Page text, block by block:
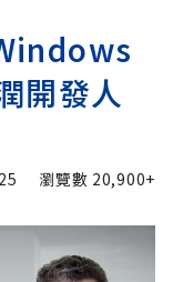
開發人
瀏覽數 20,900+